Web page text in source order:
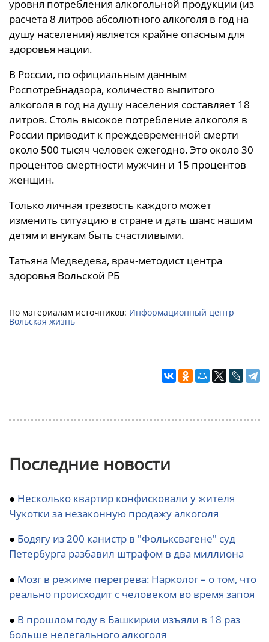
уровня потребления алкогольной продукции (из
расчета 8 литров абсолютного алкоголя в год на
душу населения) является крайне опасным для
здоровья нации.
В России, по официальным данным
Роспотребнадзора, количество выпитого
алкоголя в год на душу населения составляет 18
литров. Столь высокое потребление алкоголя в
России приводит к преждевременной смерти
около 500 тысяч человек ежегодно. Это около 30
процентов смертности мужчин и 15 процентов
женщин.
Только личная трезвость каждого может
изменить ситуацию в стране и дать шанс нашим
детям и внукам быть счастливыми.
Татьяна Медведева, врач-методист центра
здоровья Вольской РБ
По материалам источников: Информационный центр
Вольская жизнь
Последние новости
● Несколько квартир конфисковали у жителя
Чукотки за незаконную продажу алкоголя
● Бодягу из 200 канистр в "Фольксвагене" суд
Петербурга разбавил штрафом в два миллиона
● Мозг в режиме перегрева: Нарколог – о том, что
реально происходит с человеком во время запоя
● В прошлом году в Башкирии изъяли в 18 раз
больше нелегального алкоголя